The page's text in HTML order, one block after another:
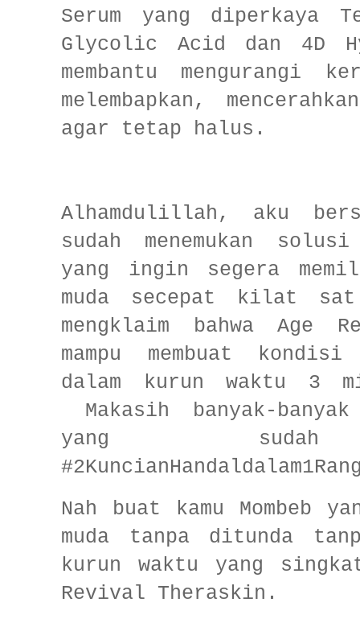
Serum yang diperkaya
Glycolic Acid dan 4D
membantu mengurangi
melembapkan,
agar tetap halus.
Alhamdulillah, aku
sudah menemukan
yang ingin segera
muda secepat kilat
mengklaim bahwa Age
mampu membuat
dalam kurun waktu 3
Makasih banyak-
yang sudah
Nah buat kamu Mombeb
muda tanpa ditunda
kurun waktu yang
Revival Theraskin.